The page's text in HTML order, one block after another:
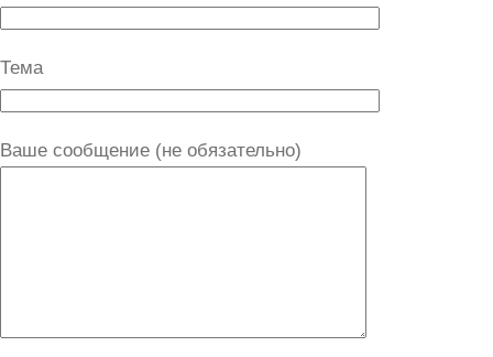
Тема
Ваше сообщение (не обязательно)